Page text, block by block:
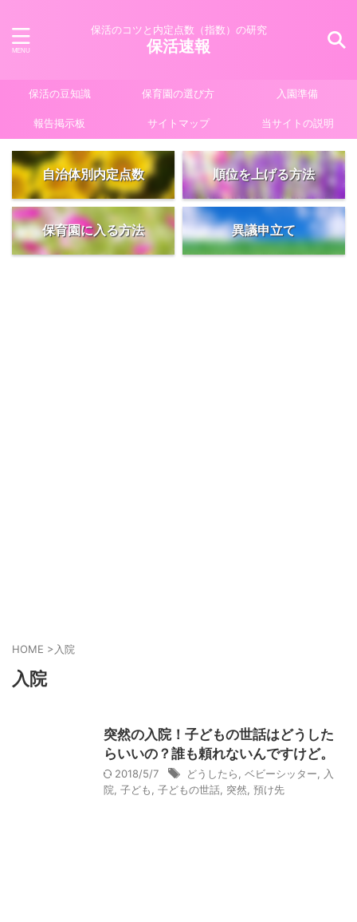
保活のコツと内定点数（指数）の研究
保活速報
保活の豆知識 保育園の選び方 入園準備
報告掲示板 サイトマップ 当サイトの説明
自治体別内定点数 順位を上げる方法
保育園に入る方法 異議申立て
HOME > 入院
入院
突然の入院！子どもの世話はどうした
らいいの？誰も頼れないんですけど。
2018/5/7 どうしたら ベビーシッター
入
院 子ども 子どもの世話 突然 預け先